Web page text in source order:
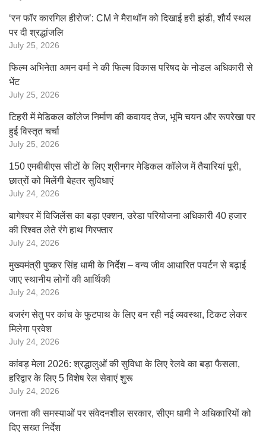
‘रन फॉर कारगिल हीरोज’: CM ने मैराथॉन को दिखाई हरी झंडी, शौर्य स्थल
पर दी श्रद्धांजलि
July 25, 2026
फिल्म अभिनेता अमन वर्मा ने की फिल्म विकास परिषद के नोडल अधिकारी से
भेंट
July 25, 2026
टिहरी में मेडिकल कॉलेज निर्माण की कवायद तेज, भूमि चयन और रूपरेखा पर
हुई विस्तृत चर्चा
July 25, 2026
150 एमबीबीएस सीटों के लिए श्रीनगर मेडिकल कॉलेज में तैयारियां पूरी,
छात्रों को मिलेंगी बेहतर सुविधाएं
July 24, 2026
बागेश्वर में विजिलेंस का बड़ा एक्शन, उरेडा परियोजना अधिकारी 40 हजार
की रिश्वत लेते रंगे हाथ गिरफ्तार
July 24, 2026
मुख्यमंत्री पुष्कर सिंह धामी के निर्देश – वन्य जीव आधारित पयर्टन से बढ़ाई
जाए स्थानीय लोगों की आर्थिकी
July 24, 2026
बजरंग सेतु पर कांच के फुटपाथ के लिए बन रही नई व्यवस्था, टिकट लेकर
मिलेगा प्रवेश
July 24, 2026
कांवड़ मेला 2026: श्रद्धालुओं की सुविधा के लिए रेलवे का बड़ा फैसला,
हरिद्वार के लिए 5 विशेष रेल सेवाएं शुरू
July 24, 2026
जनता की समस्याओं पर संवेदनशील सरकार, सीएम धामी ने अधिकारियों को
दिए सख्त निर्देश